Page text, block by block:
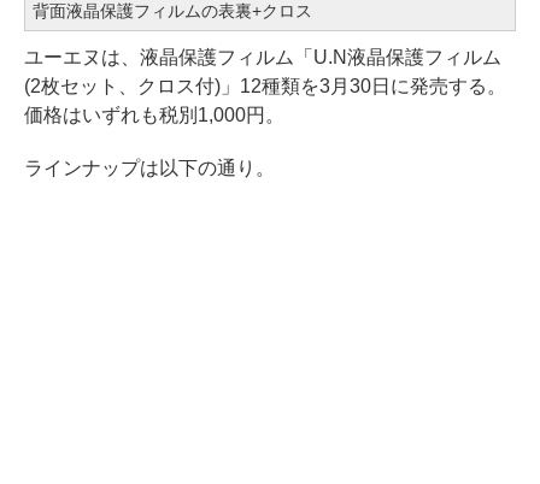
背面液晶保護フィルムの表裏+クロス
ユーエヌは、液晶保護フィルム「U.N液晶保護フィルム
(2枚セット、クロス付)」12種類を3月30日に発売する。
価格はいずれも税別1,000円。
ラインナップは以下の通り。